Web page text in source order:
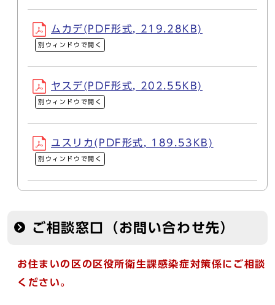
ムカデ(PDF形式, 219.28KB)
別ウィンドウで開く
ヤスデ(PDF形式, 202.55KB)
別ウィンドウで開く
ユスリカ(PDF形式, 189.53KB)
別ウィンドウで開く
ご相談窓口（お問い合わせ先）
お住まいの区の区役所衛生課感染症対策係にご相談
ください。